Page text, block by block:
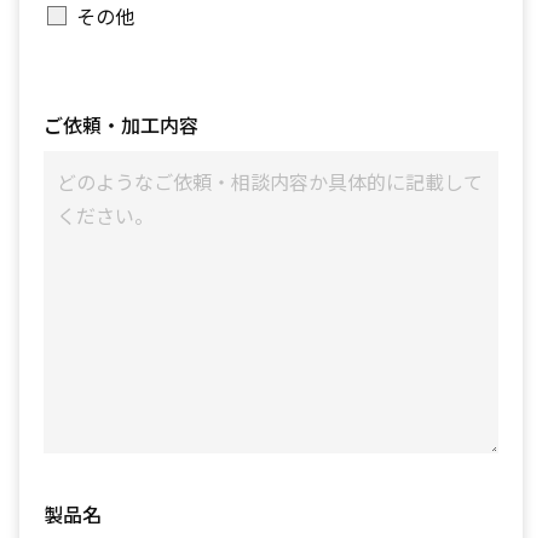
その他
ご依頼・加工内容
製品名